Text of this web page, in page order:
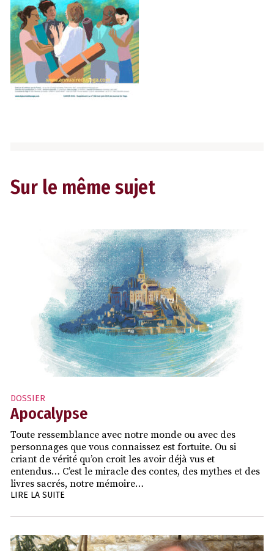
Sur le même sujet
DOSSIER
Apocalypse
Toute ressemblance avec notre monde ou avec des
personnages que vous connaissez est fortuite. Ou si
criant de vérité qu’on croit les avoir déjà vus et
entendus… C’est le miracle des contes, des mythes et des
livres sacrés, notre mémoire…
LIRE LA SUITE